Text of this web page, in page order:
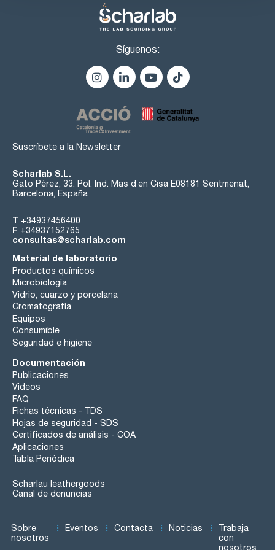
Síguenos:
Suscríbete a la Newsletter
Scharlab S.L.
Gato Pérez, 33. Pol. Ind. Mas d’en Cisa E08181 Sentmenat,
Barcelona, España
T +34937456400
F +34937152765
consultas@scharlab.com
Material de laboratorio
Productos químicos
Microbiología
Vidrio, cuarzo y porcelana
Cromatografía
Equipos
Consumible
Seguridad e higiene
Documentación
Publicaciones
Videos
FAQ
Fichas técnicas - TDS
Hojas de seguridad - SDS
Certificados de análisis - COA
Aplicaciones
Tabla Periódica
Scharlau leathergoods
Canal de denuncias
Sobre
nosotros
Eventos Contacta Noticias
Trabaja
con
nosotros